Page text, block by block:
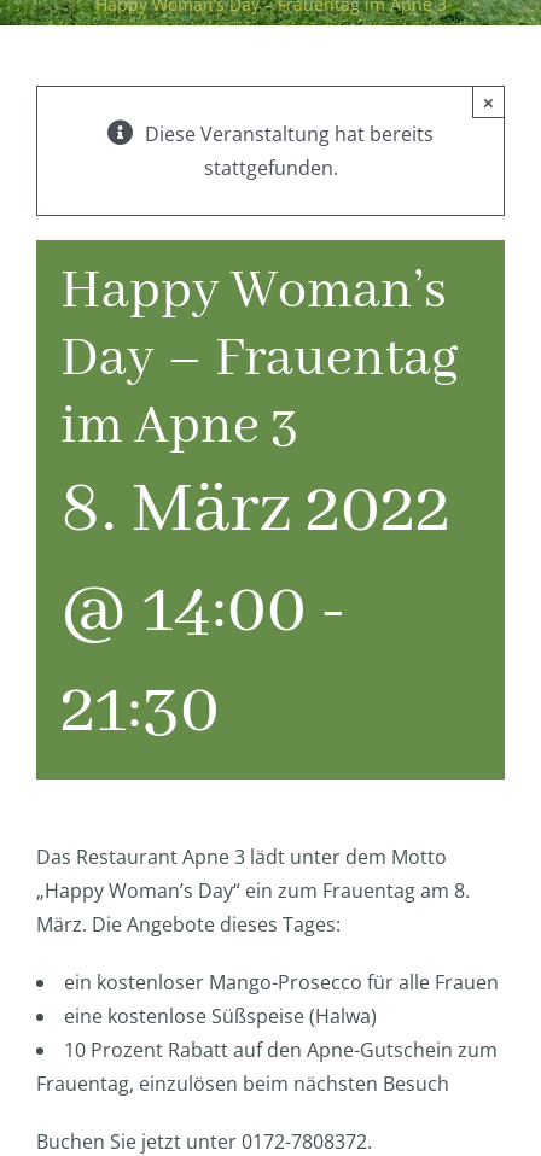
Diese Veranstaltung hat bereits
stattgefunden.
×
Happy Woman’s
Day – Frauentag
im Apne 3
8. März 2022
@ 14:00 -
21:30
Das Restaurant Apne 3 lädt unter dem Motto
„Happy Woman’s Day“ ein zum Frauentag am 8.
März. Die Angebote dieses Tages:
ein kostenloser Mango-Prosecco für alle Frauen
eine kostenlose Süßspeise (Halwa)
10 Prozent Rabatt auf den Apne-Gutschein zum
Frauentag, einzulösen beim nächsten Besuch
Buchen Sie jetzt unter 0172-7808372.